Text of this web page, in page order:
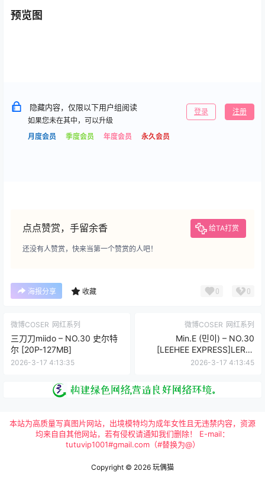
预览图
隐藏内容，仅限以下用户组阅读
如果您未在其中，可以升级
月度会员
季度会员 年度会员 永久会员
登录 注册
点点赞赏，手留余香 给TA打赏
还没有人赞赏，快来当第一个赞赏的人吧！
海报分享 收藏 0 0
微博COSER 网红系列
三刀刀miido – NO.30 史尔特
尔 [20P-127MB]
2026-3-17 4:13:35
微博COSER 网红系列
Min.E (민이) – NO.30
[LEEHEE EXPRESS]LERB-
243 [60P-218MB]
2026-3-17 4:13:45
本站为高质量写真图片网站，出境模特均为成年女性且无违禁内容，资源
均来自自其他网站，若有侵权请通知我们删除！ E-mail：
tutuvip1001#gmail.com（#替换为@）
Copyright © 2026 玩偶猫